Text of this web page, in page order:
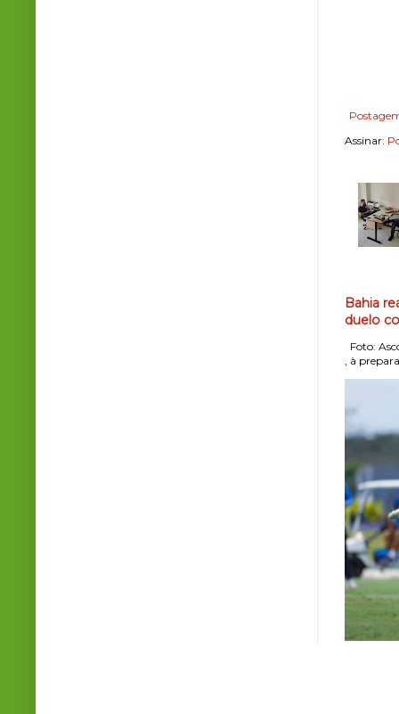
Assinar:
Bahia
duelo
Foto:
, à